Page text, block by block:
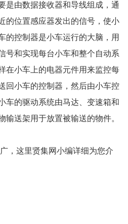
是由数据接收器和导线组成，通
的位置感应器发出的信号，使小
的控制器是小车运行的大脑，用
号和实现每台小车和整个自动系
在小车上的电器元件用来监控每
回小车的控制器，然后由小车控
车的驱动系统由马达、变速箱和
输送架用于放置被输送的物件。
，这里贤集网小编详细为您介